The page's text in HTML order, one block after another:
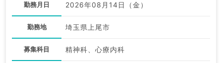
勤務月日 2026年08月14日（金）
勤務地 埼玉県上尾市
募集科目 精神科、心療内科